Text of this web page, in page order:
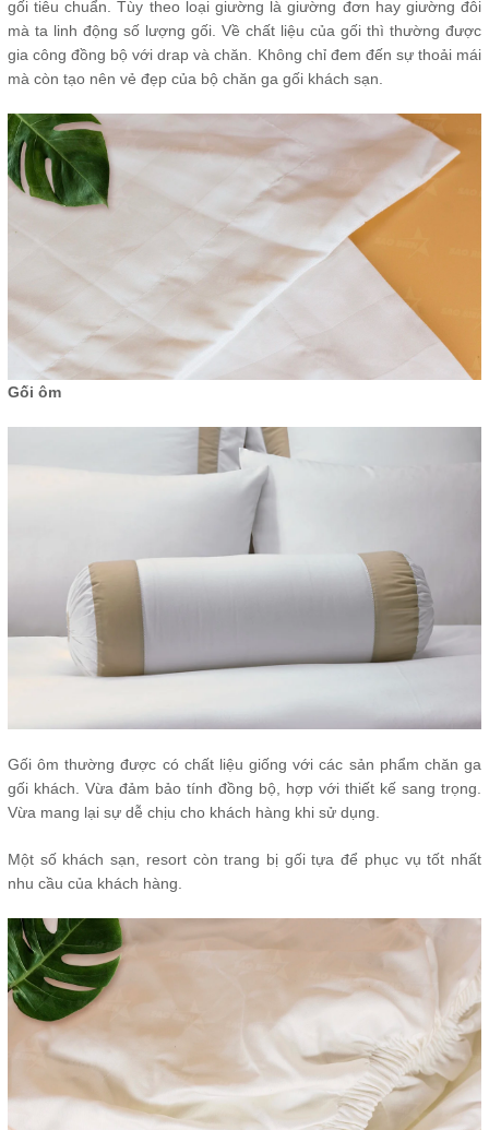
gối tiêu chuẩn. Tùy theo loại giường là giường đơn hay giường đôi
mà ta linh động số lượng gối. Về chất liệu của gối thì thường được
gia công đồng bộ với drap và chăn. Không chỉ đem đến sự thoải mái
mà còn tạo nên vẻ đẹp của bộ chăn ga gối khách sạn.
Gối ôm
Gối ôm thường được có chất liệu giống với các sản phẩm chăn ga
gối khách. Vừa đảm bảo tính đồng bộ, hợp với thiết kế sang trọng.
Vừa mang lại sự dễ chịu cho khách hàng khi sử dụng.
Một số khách sạn, resort còn trang bị gối tựa để phục vụ tốt nhất
nhu cầu của khách hàng.